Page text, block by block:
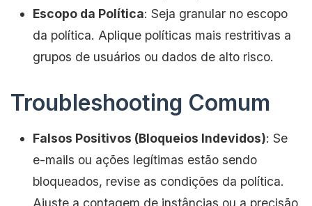
Escopo da Política: Seja granular no escopo
da política. Aplique políticas mais restritivas a
grupos de usuários ou dados de alto risco.
Troubleshooting Comum
Falsos Positivos (Bloqueios Indevidos): Se
e-mails ou ações legítimas estão sendo
bloqueados, revise as condições da política.
Ajuste a contagem de instâncias ou a precisão